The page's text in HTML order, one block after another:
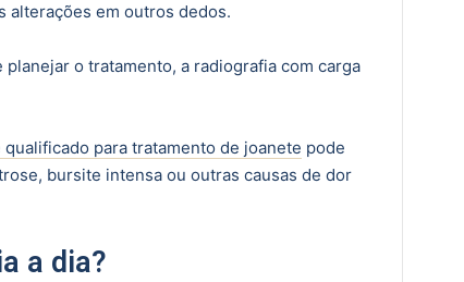
alterações em outros dedos.
o tratamento, a radiografia com carga
para tratamento de joanete pode
bursite intensa ou outras causas de dor
a dia?